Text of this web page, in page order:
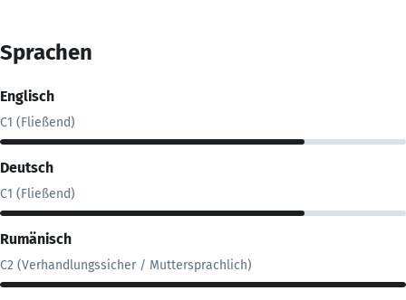
Sprachen
Englisch
C1 (Fließend)
Deutsch
C1 (Fließend)
Rumänisch
C2 (Verhandlungssicher / Muttersprachlich)